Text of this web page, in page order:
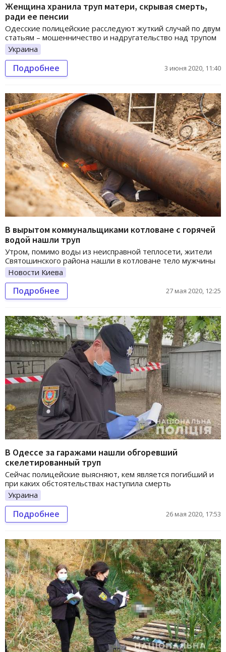
Женщина хранила труп матери, скрывая смерть,
ради ее пенсии
Одесские полицейские расследуют жуткий случай по двум
статьям – мошенничество и надругательство над трупом
Украина
Подробнее 3 июня 2020, 11:40
В вырытом коммунальщиками котловане с горячей
водой нашли труп
Утром, помимо воды из неисправной теплосети, жители
Святошинского района нашли в котловане тело мужчины
Новости Киева
Подробнее 27 мая 2020, 12:25
В Одессе за гаражами нашли обгоревший
скелетированный труп
Сейчас полицейские выясняют, кем является погибший и
при каких обстоятельствах наступила смерть
Украина
Подробнее 26 мая 2020, 17:53